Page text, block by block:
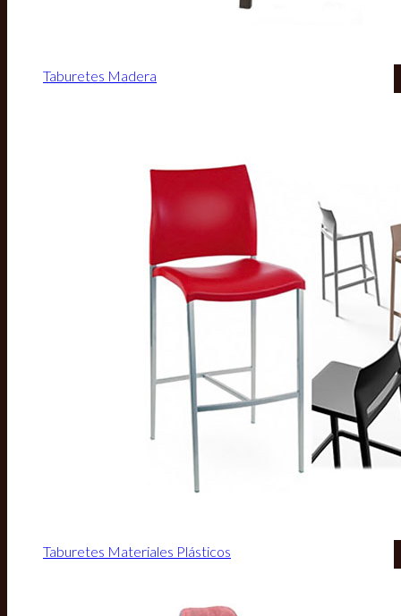
Taburetes Madera
Taburetes Materiales Plásticos